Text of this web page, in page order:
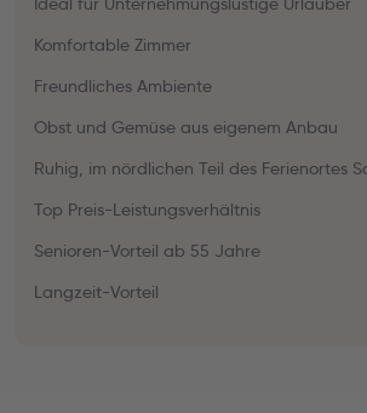
Komfortable Zimmer
Freundliches Ambiente
Obst und Gemüse aus eigenem Anbau
Ruhig, im nördlichen Teil des Ferienortes
Top Preis-Leistungsverhältnis
Senioren-Vorteil ab 55 Jahre
Langzeit-Vorteil